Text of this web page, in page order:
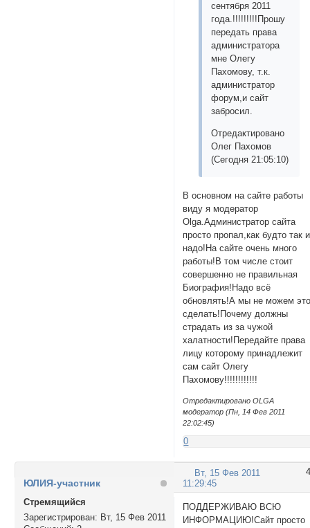
сентября 2011
года.!!!!!!!!!Прошу
передать права
администратора
мне Олегу
Пахомову, т.к.
администратор
форум,и сайт
забросил.
Отредактировано
Олег Пахомов
(Сегодня 21:05:10)
В основном на сайте работы
виду я модератор
Olga.Администратор сайта
просто пропал,как будто так и
надо!На сайте очень много
работы!В том числе стоит
совершенно не правильная
Биография!Надо всё
обновлять!А мы не можем
сделать!Почему должны
страдать из за чужой
халатности!Передайте права
лицу которому принадлежит
сам сайт Олегу
Пахомову!!!!!!!!!!!!
Отредактировано OLGA
модератор (Пн, 14 Фев 2011
22:02:45)
0
4
Вт, 15 Фев 2011
11:29:45
ЮЛИЯ-участник
Стремящийся
Зарегистрирован: Вт, 15 Фев 2011
ПОДДЕРЖИВАЮ ВСЮ
ИНФОРМАЦИЮ!Сайт просто